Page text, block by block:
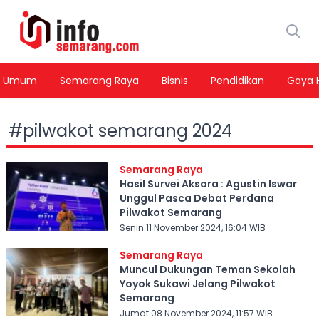
Umum Semarang Raya Bisnis Pendidikan Gaya
#pilwakot semarang 2024
Semarang Raya
Hasil Survei Aksara : Agustin Iswar
Unggul Pasca Debat Perdana
Pilwakot Semarang
Senin 11 November 2024, 16:04 WIB
Semarang Raya
Muncul Dukungan Teman Sekolah
Yoyok Sukawi Jelang Pilwakot
Semarang
Jumat 08 November 2024, 11:57 WIB